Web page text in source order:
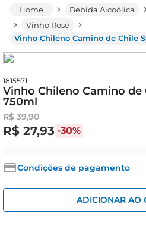
Bebida Alcoólica
Vinho Rosé
Vinho Chileno Camino de Chile
1815571
Vinho Chileno Camino de
750ml
R$ 39,90
R$ 27,93 -30%
Condições de pagamento
ADICIONAR AO
leite
queijo
arroz
azeite
cerveja
papel higiênico